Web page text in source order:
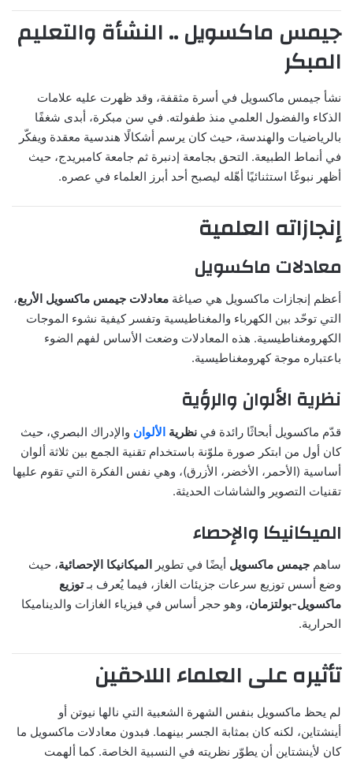
جيمس ماكسويل ..النشأة والتعليم
المبكر
نشأ جيمس ماكسويل في أسرة مثقفة، وقد ظهرت عليه علامات
الذكاء والفضول العلمي منذ طفولته. في سن مبكرة، أبدى شغفًا
بالرياضيات والهندسة، حيث كان يرسم أشكالًا هندسية معقدة ويفكّر
في أنماط الطبيعة. التحق بجامعة إدنبرة ثم جامعة كامبريدج، حيث
أظهر نبوغًا استثنائيًا أهّله ليصبح أحد أبرز العلماء في عصره.
إنجازاته العلمية
معادلات ماكسويل
أعظم إنجازات ماكسويل هي صياغة معادلات جيمس ماكسويل الأربع،
التي توحّد بين الكهرباء والمغناطيسية وتفسر كيفية نشوء الموجات
الكهرومغناطيسية. هذه المعادلات وضعت الأساس لفهم الضوء
باعتباره موجة كهرومغناطيسية.
نظرية الألوان والرؤية
قدّم ماكسويل أبحاثًا رائدة في نظرية الألوان والإدراك البصري، حيث
كان أول من ابتكر صورة ملوّنة باستخدام تقنية الجمع بين ثلاثة ألوان
أساسية (الأحمر، الأخضر، الأزرق)، وهي نفس الفكرة التي تقوم عليها
تقنيات التصوير والشاشات الحديثة.
الميكانيكا والإحصاء
ساهم جيمس ماكسويل أيضًا في تطوير الميكانيكا الإحصائية، حيث
وضع أسس توزيع سرعات جزيئات الغاز، فيما يُعرف بـتوزيع
ماكسويل-بولتزمان، وهو حجر أساس في فيزياء الغازات والديناميكا
الحرارية.
تأثيره على العلماء اللاحقين
لم يحظ ماكسويل بنفس الشهرة الشعبية التي نالها نيوتن أو
أينشتاين، لكنه كان بمثابة الجسر بينهما. فبدون معادلات ماكسويل ما
كان لأينشتاين أن يطوّر نظريته في النسبية الخاصة. كما ألهمت